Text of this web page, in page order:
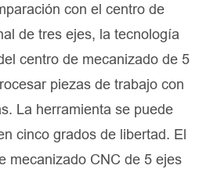
con el centro de
de tres ejes, la tecnología
centro de mecanizado de 5
piezas de trabajo con
La herramienta se puede
cinco grados de libertad. El
mecanizado CNC de 5 ejes